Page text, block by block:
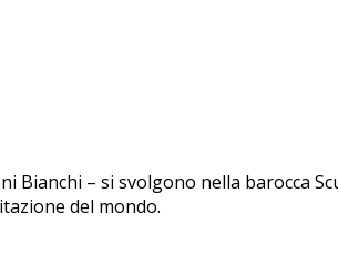
– si svolgono nella barocca
del mondo.